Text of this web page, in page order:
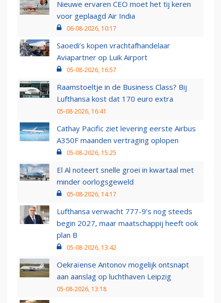
Nieuwe ervaren CEO moet het tij keren
voor geplaagd Air India
06-08-2026, 10:17
Saoedi’s kopen vrachtafhandelaar
Aviapartner op Luik Airport
05-08-2026, 16:57
Raamstoeltje in de Business Class? Bij
Lufthansa kost dat 170 euro extra
05-08-2026, 16:41
Cathay Pacific ziet levering eerste Airbus
A350F maanden vertraging oplopen
05-08-2026, 15:25
El Al noteert snelle groei in kwartaal met
minder oorlogsgeweld
05-08-2026, 14:17
Lufthansa verwacht 777-9’s nog steeds
begin 2027, maar maatschappij heeft ook
plan B
05-08-2026, 13:42
Oekraïense Antonov mogelijk ontsnapt
aan aanslag op luchthaven Leipzig
05-08-2026, 13:18